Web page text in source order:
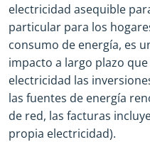
electricidad asequible
particular para los
consumo de energía, es
impacto a largo plazo
electricidad las
las fuentes de energía
de red, las facturas
propia electricidad).